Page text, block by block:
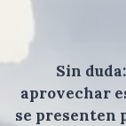
Sin
aprovechar
se presenten